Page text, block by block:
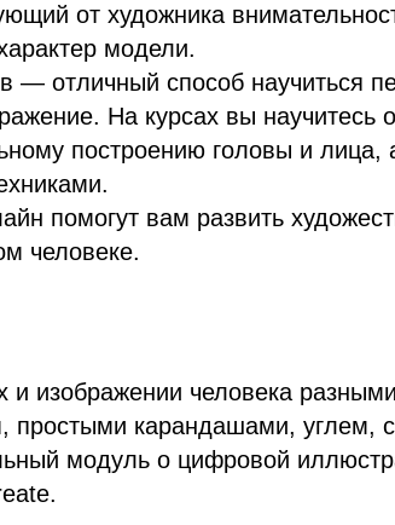
от художника
модели.
— отличный способ научиться
На курсах вы научитесь
построению головы и лица,
помогут вам развить
человеке.
и изображении человека
карандашами, углем,
модуль о цифровой